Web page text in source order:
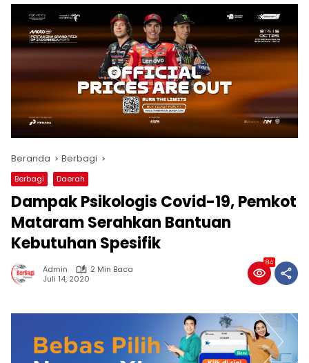
Beranda Berbagi
Berbagi Daerah
Dampak Psikologis Covid-19, Pemkot
Mataram Serahkan Bantuan
Kebutuhan Spesifik
Admin
2 Min Baca
Juli 14, 2020
84